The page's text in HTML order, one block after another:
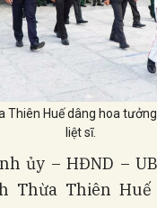
Thiên Huế dâng hoa
liệt sĩ.
ủy – HĐND –
Thừa Thiên